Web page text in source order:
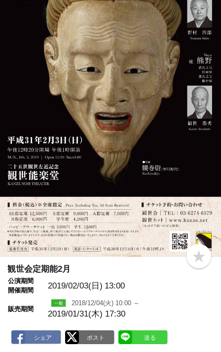
b
o
観世会定期能2月
公演期間
開催期間
2019/02/03(日) 13:00
販売期間
2018/12/04(火) 10:00 ～
2019/01/31(木) 17:30